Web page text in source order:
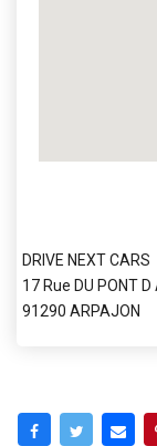
DRIVE NEXT CARS
17 Rue DU PONT D
91290 ARPAJON